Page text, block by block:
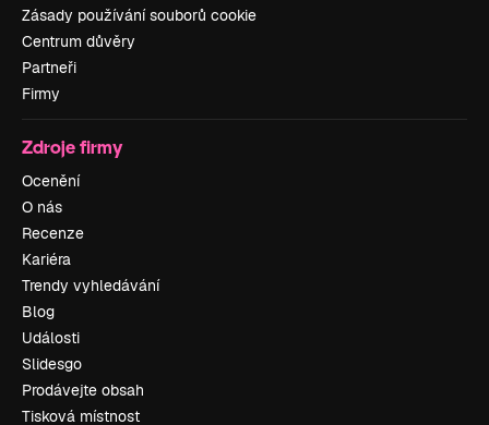
Zásady používání souborů cookie
Centrum důvěry
Partneři
Firmy
Zdroje firmy
Ocenění
O nás
Recenze
Kariéra
Trendy vyhledávání
Blog
Události
Slidesgo
Prodávejte obsah
Tisková místnost